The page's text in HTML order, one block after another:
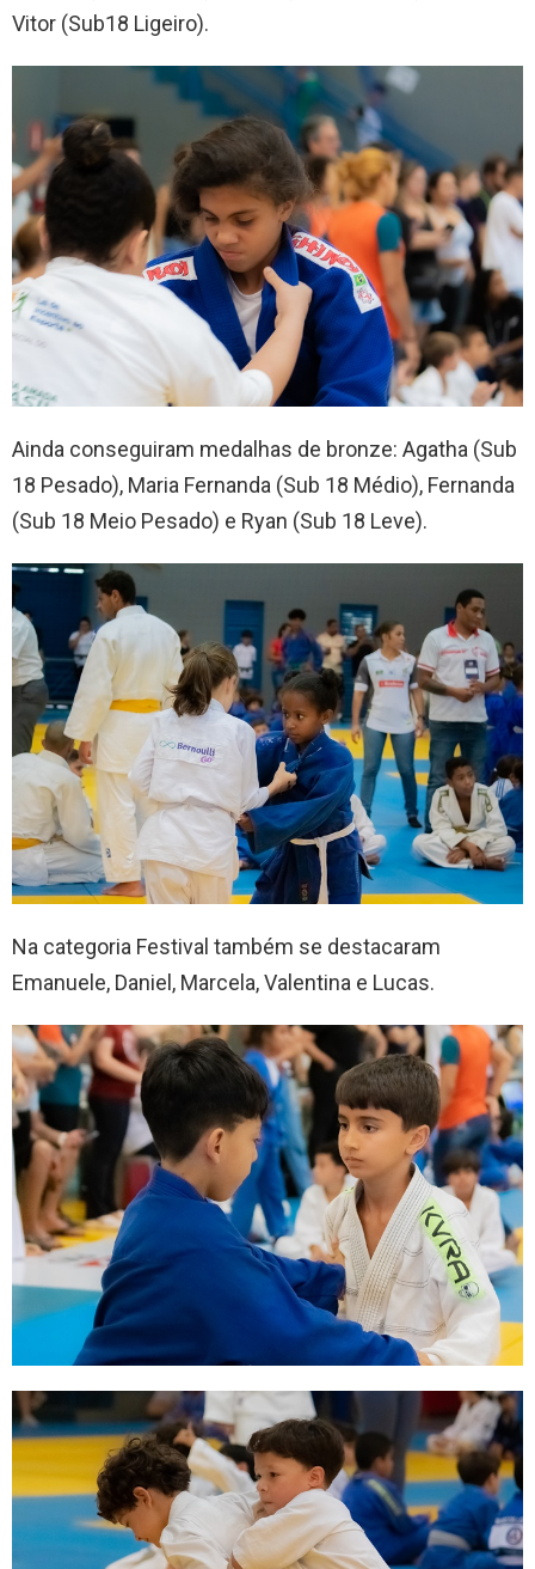
Vitor (Sub18 Ligeiro).
Ainda conseguiram medalhas de bronze: Agatha (Sub
18 Pesado), Maria Fernanda (Sub 18 Médio), Fernanda
(Sub 18 Meio Pesado) e Ryan (Sub 18 Leve).
Na categoria Festival também se destacaram
Emanuele, Daniel, Marcela, Valentina e Lucas.